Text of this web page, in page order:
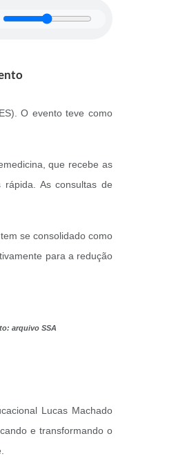
O evento teve como
que recebe as
As consultas de
se consolidado como
para a redução
arquivo SSA
Lucas Machado
e transformando o